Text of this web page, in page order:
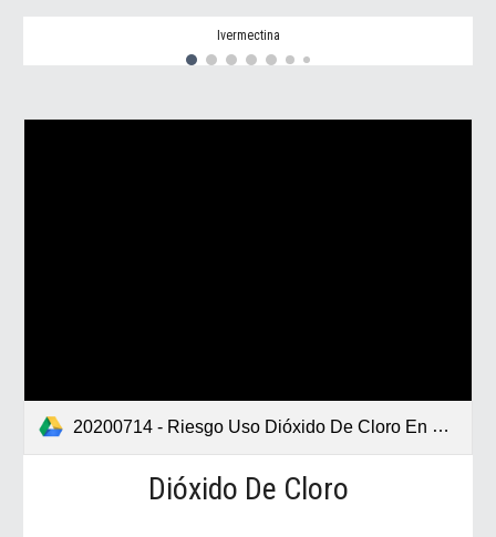
Ivermectina
20200714 - Riesgo Uso Dióxido De Cloro En El Tratamiento Covid-19.pdf
Dióxido De Cloro